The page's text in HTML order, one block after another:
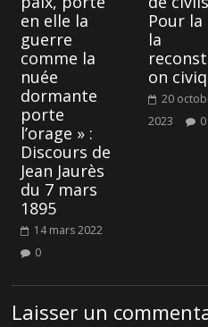
en elle la
guerre
comme la
nuée
dormante
porte
l’orage » :
Discours de
Jean Jaurès
du 7 mars
1895
14 mars 2022
0
Pour la
la
on
20
2023
0
Laisser un